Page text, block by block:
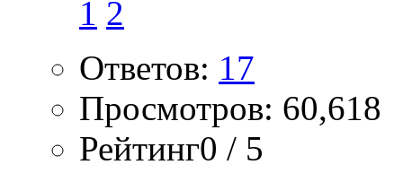
1 2
Ответов: 17
Просмотров: 60,618
Рейтинг0 / 5